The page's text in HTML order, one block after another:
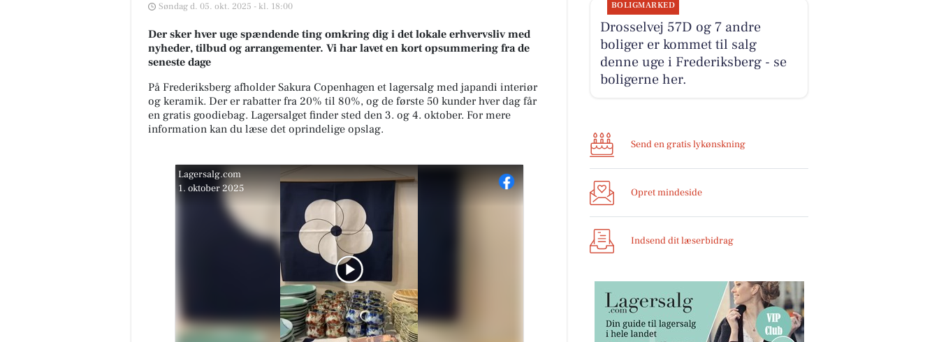
Søndag d. 05. okt. 2025 - kl. 18:00
Der sker hver uge spændende ting omkring dig i det lokale erhvervsliv med
nyheder, tilbud og arrangementer. Vi har lavet en kort opsummering fra de
seneste dage
På Frederiksberg afholder Sakura Copenhagen et lagersalg med japandi interiør
og keramik. Der er rabatter fra 20% til 80%, og de første 50 kunder hver dag får
en gratis goodiebag. Lagersalget finder sted den 3. og 4. oktober. For mere
information kan du læse det oprindelige opslag.
Lagersalg.com
1. oktober 2025
BOLIGMARKED
Drosselvej 57D og 7 andre
boliger er kommet til salg
denne uge i Frederiksberg - se
boligerne her.
Send en gratis lykønskning
Opret mindeside
Indsend dit læserbidrag